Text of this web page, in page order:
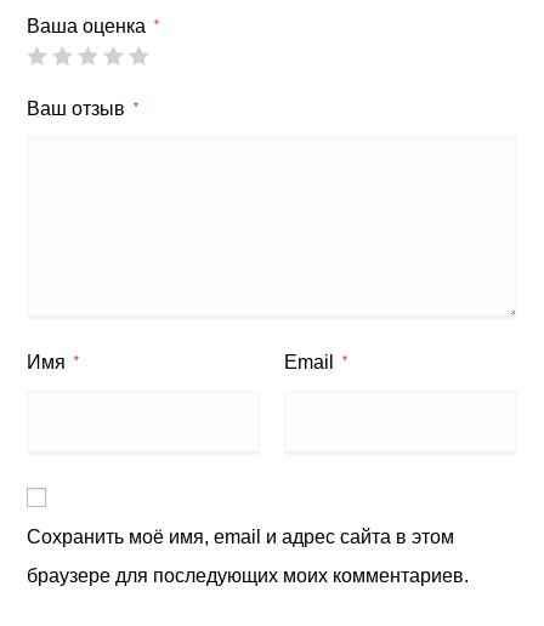
Ваша оценка *
Ваш отзыв *
Имя * Email *
Сохранить моё имя, email и адрес сайта в этом
браузере для последующих моих комментариев.